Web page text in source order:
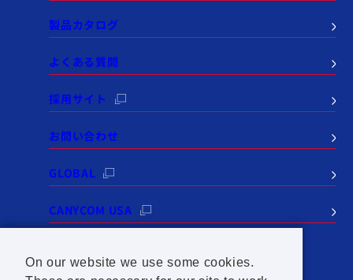
製品カタログ
よくある質問
採用サイト
お問い合わせ
GLOBAL
CANYCOM USA
On our website we use some cookies.